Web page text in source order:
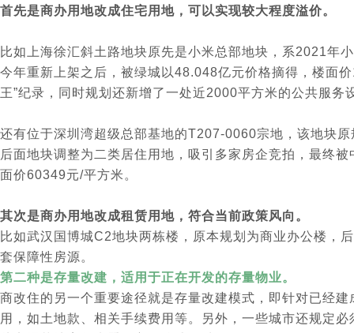
首先是商办用地改成住宅用地，可以实现较大程度溢价。
比如上海徐汇斜土路地块原先是小米总部地块，系2021年
今年重新上架之后，被绿城以48.048亿元价格摘得，楼面
王”纪录，同时规划还新增了一处近2000平方米的公共服务
还有位于深圳湾超级总部基地的T207-0060宗地，该地块
后面地块调整为二类居住用地，吸引多家房企竞拍，最终
面价60349元/平方米。
其次是商办用地改成租赁用地，符合当前政策风向。
比如武汉国博城C2地块两栋楼，原本规划为商业办公楼，
套保障性房源。
第二种是存量改建，适用于正在开发的存量物业。
商改住的另一个重要途径就是存量改建模式，即针对已经
用，如土地款、相关手续费用等。另外，一些城市还规定